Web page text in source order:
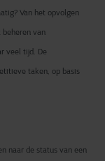
Van het opvolgen
beheren van
veel tijd. De
taken, op basis
naar de status van een